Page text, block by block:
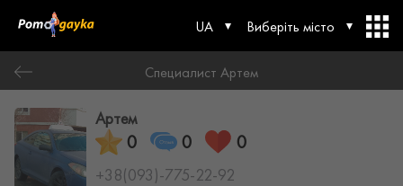
UA Виберіть місто
Специалист Артем
Артем
0 0 0
+38(093)-775-22-92